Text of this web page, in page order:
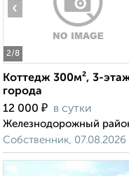
2/8
‹
Коттедж 300м², 3-
города
12 000 ₽ в сутки
Железнодорожный
Собственник, 07.08.2026